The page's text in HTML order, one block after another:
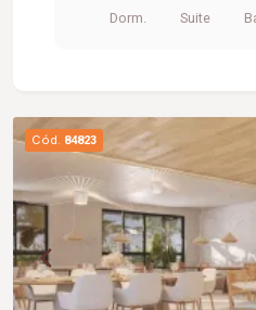
e sol da manhã, sala em
de solteiro e 01 suíte com
banheiro da suíte com
banheiro social com
integrada à área de
cooktop, botijão de gás e
em porcelanato, pintura
50 m² de área privativa.
Dorm. Suite
Cód. 84823